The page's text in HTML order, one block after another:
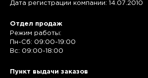
Дата регистрации компании: 14.07.2010
Отдел продаж
Режим работы:
Пн-Сб: 09:00-19:00
Вс: 09:00-18:00
Пункт выдачи заказов